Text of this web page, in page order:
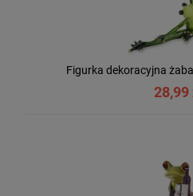
Figurka dekoracyjna
28,99